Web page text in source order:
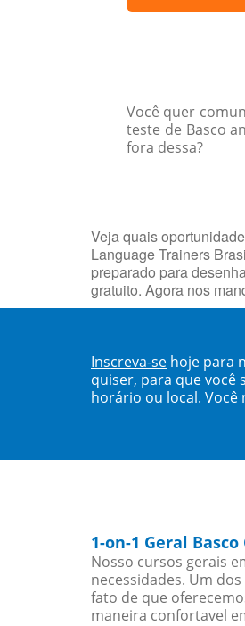
Você quer
teste de Basco
fora dessa?
Veja quais
Language Trainers
preparado para
gratuito. Agora nos
Inscreva-se hoje para
quiser, para que
horário ou local. Você
1-on-1 Geral
Nosso cursos gerais
necessidades. Um
fato de que
maneira confortavel